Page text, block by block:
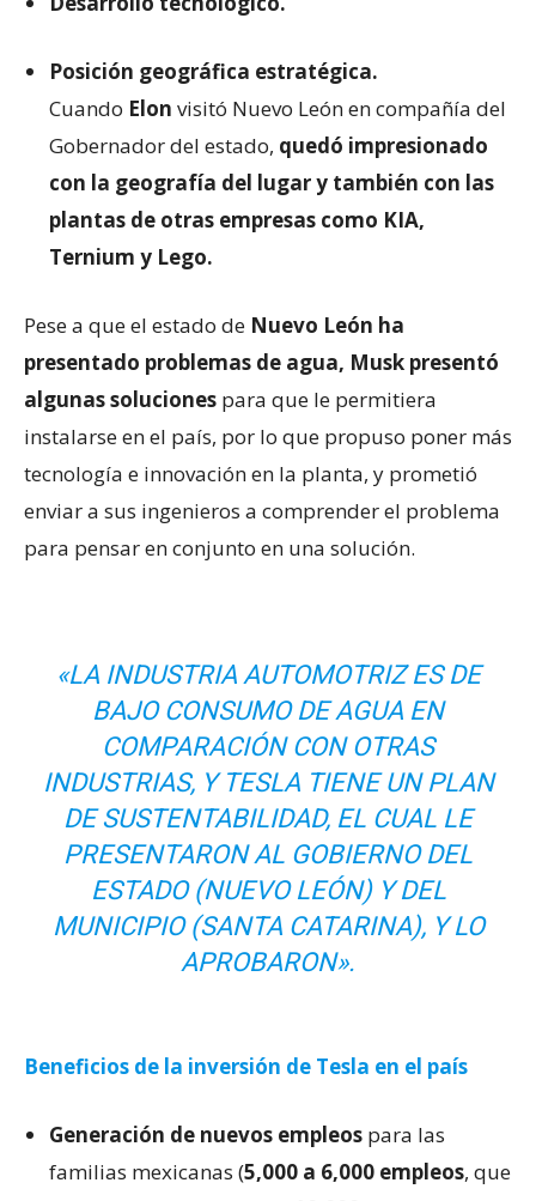
Posición geográfica estratégica.
Cuando Elon visitó Nuevo León en compañía del
Gobernador del estado, quedó impresionado
con la geografía del lugar y también con las
plantas de otras empresas como KIA,
Ternium y Lego.
Pese a que el estado de Nuevo León ha
presentado problemas de agua, Musk presentó
algunas soluciones para que le permitiera
instalarse en el país, por lo que propuso poner más
tecnología e innovación en la planta, y prometió
enviar a sus ingenieros a comprender el problema
para pensar en conjunto en una solución.
«LA INDUSTRIA AUTOMOTRIZ ES DE
BAJO CONSUMO DE AGUA EN
COMPARACIÓN CON OTRAS
INDUSTRIAS, Y TESLA TIENE UN PLAN
DE SUSTENTABILIDAD, EL CUAL LE
PRESENTARON AL GOBIERNO DEL
ESTADO (NUEVO LEÓN) Y DEL
MUNICIPIO (SANTA CATARINA), Y LO
APROBARON».
Beneficios de la inversión de Tesla en el país
Generación de nuevos empleos para las
familias mexicanas (5,000 a 6,000 empleos, que